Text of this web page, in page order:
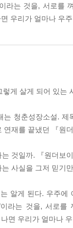
라는 것을, 서로를
우리가 얼마나 우
게 살게 되어 있는
는 청춘성장소설.
연재를 끝냈던 『원
것일까. 『원더보
사실을 그저 믿기
알게 된다. 우주에
라는 것을, 서로
면 우리가 얼마나